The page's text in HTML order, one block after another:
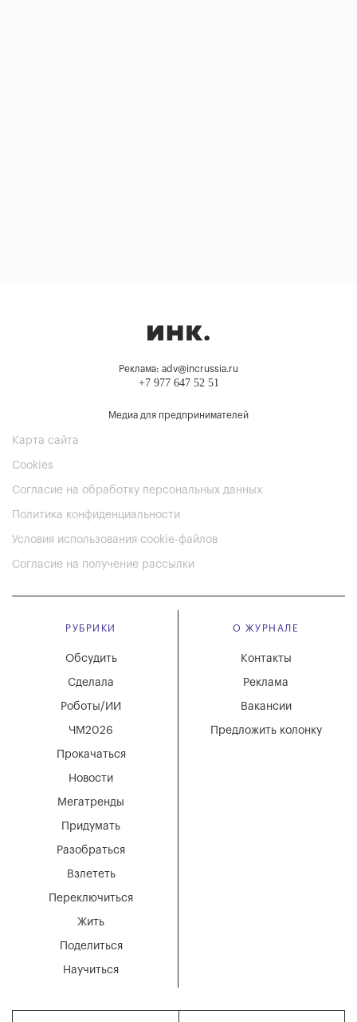
Реклама: adv@incrussia.ru
+7 977 647 52 51
Медиа для предпринимателей
Карта сайта
Cookies
Согласие на обработку персональных данных
Политика конфиденциальности
Условия использования cookie-файлов
Согласие на получение рассылки
РУБРИКИ
Мегатренды
Придумать
Разобраться
Взлететь
Новости
Переключиться
Жить
Поделиться
Научиться
Обсудить
Сделала
Роботы/ИИ
ЧМ2026
Прокачаться
О ЖУРНАЛЕ
Вакансии
Реклама
Контакты
Предложить колонку